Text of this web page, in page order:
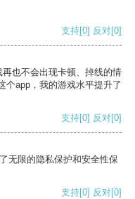
支持[0] 反对[0]
也不会出现卡顿、掉线的情
个app，我的游戏水平提升了
支持[0] 反对[0]
无限的隐私保护和安全性保
支持[0] 反对[0]